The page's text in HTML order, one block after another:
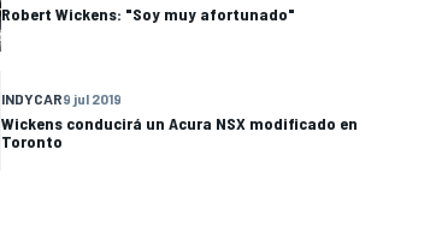
Robert Wickens: "Soy muy afortunado"
INDYCAR9 jul 2019
Wickens conducirá un Acura NSX modificado en
Toronto